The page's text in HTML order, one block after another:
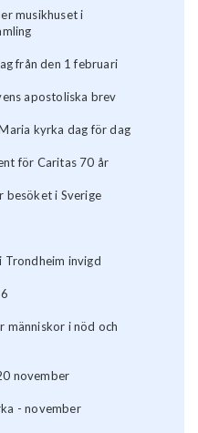
musikhuset i
från den 1 februari
apostoliska brev
kyrka dag för dag
för Caritas 70 år
besöket i Sverige
Trondheim invigd
människor i nöd och
november
- november